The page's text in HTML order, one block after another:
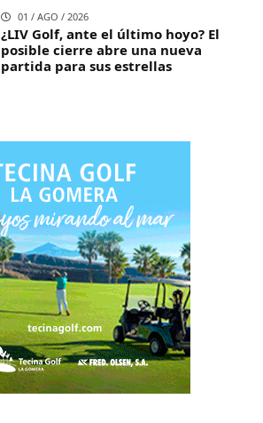
01 / AGO / 2026
¿LIV Golf, ante el último hoyo? El
posible cierre abre una nueva
partida para sus estrellas